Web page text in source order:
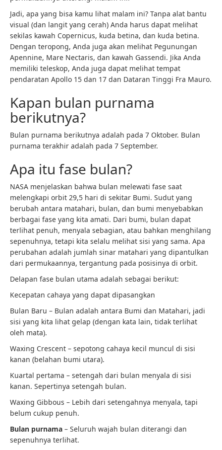
Jadi, apa yang bisa kamu lihat malam ini? Tanpa alat bantu
visual (dan langit yang cerah) Anda harus dapat melihat
sekilas kawah Copernicus, kuda betina, dan kuda betina.
Dengan teropong, Anda juga akan melihat Pegunungan
Apennine, Mare Nectaris, dan kawah Gassendi. Jika Anda
memiliki teleskop, Anda juga dapat melihat tempat
pendaratan Apollo 15 dan 17 dan Dataran Tinggi Fra Mauro.
Kapan bulan purnama
berikutnya?
Bulan purnama berikutnya adalah pada 7 Oktober. Bulan
purnama terakhir adalah pada 7 September.
Apa itu fase bulan?
NASA menjelaskan bahwa bulan melewati fase saat
melengkapi orbit 29,5 hari di sekitar Bumi. Sudut yang
berubah antara matahari, bulan, dan bumi menyebabkan
berbagai fase yang kita amati. Dari bumi, bulan dapat
terlihat penuh, menyala sebagian, atau bahkan menghilang
sepenuhnya, tetapi kita selalu melihat sisi yang sama. Apa
perubahan adalah jumlah sinar matahari yang dipantulkan
dari permukaannya, tergantung pada posisinya di orbit.
Delapan fase bulan utama adalah sebagai berikut:
Kecepatan cahaya yang dapat dipasangkan
Bulan Baru – Bulan adalah antara Bumi dan Matahari, jadi
sisi yang kita lihat gelap (dengan kata lain, tidak terlihat
oleh mata).
Waxing Crescent – sepotong cahaya kecil muncul di sisi
kanan (belahan bumi utara).
Kuartal pertama – setengah dari bulan menyala di sisi
kanan. Sepertinya setengah bulan.
Waxing Gibbous – Lebih dari setengahnya menyala, tapi
belum cukup penuh.
Bulan purnama – Seluruh wajah bulan diterangi dan
sepenuhnya terlihat.